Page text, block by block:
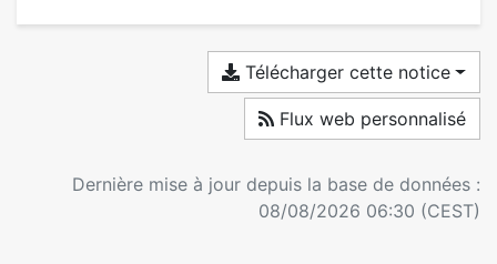
Télécharger cette notice
Flux web personnalisé
Dernière mise à jour depuis la base de données :
08/08/2026 06:30 (CEST)